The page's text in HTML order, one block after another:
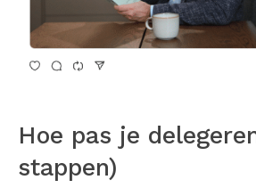
Hoe pas je
stappen)